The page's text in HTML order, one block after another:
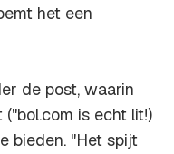
het een
de post, waarin
is echt lit!)
bieden. "Het spijt